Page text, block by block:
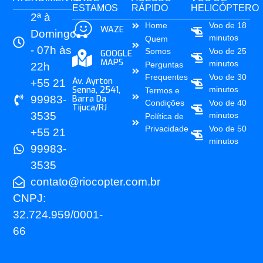
2ª à
Domingo
- 07h às
22h
+55 21
99983-
3535
+55 21
99983-
3535
contato@riocopter.com.br
CNPJ:
32.724.959/0001-
66
ESTAMOS
WAZE
GOOGLE
MAPS
Av. Ayrton
Senna, 2541,
Barra Da
Tijuca/RJ
RÁPIDO
Home
Quem
Somos
Perguntas
Frequentes
Termos e
Condições
Política de
Privacidade
HELICÓPTERO
Voo de 18
minutos
Voo de 25
minutos
Voo de 30
minutos
Voo de 40
minutos
Voo de 50
minutos